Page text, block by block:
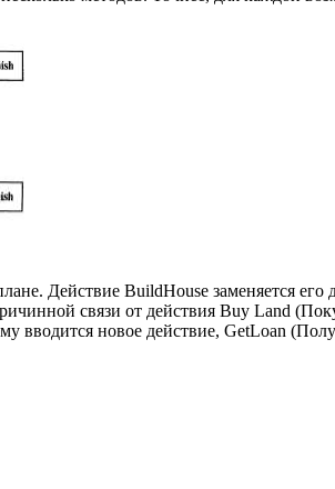
Действие BuildHouse заменяется его
связи от действия Buy Land
вводится новое действие, GetLoan